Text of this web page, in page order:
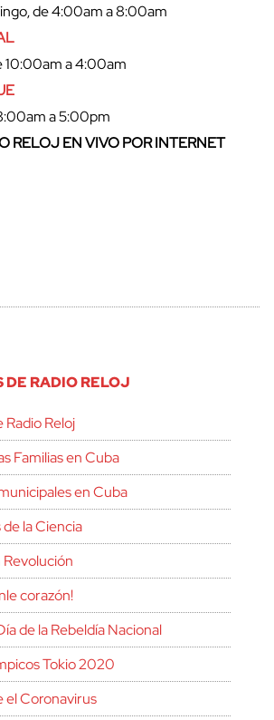
de 4:00am a 8:00am
10:00am a 4:00am
a 5:00pm
RELOJ EN VIVO POR INTERNET
DE RADIO RELOJ
Reloj
Familias en Cuba
en Cuba
la Ciencia
corazón!
de la Rebeldía Nacional
Tokio 2020
el Coronavirus